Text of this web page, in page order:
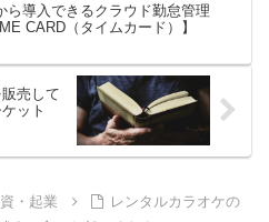
ら導入できるクラウド勤怠管理
CARD（タイムカード）】
売して
ット
・起業
レンタルカラオケの